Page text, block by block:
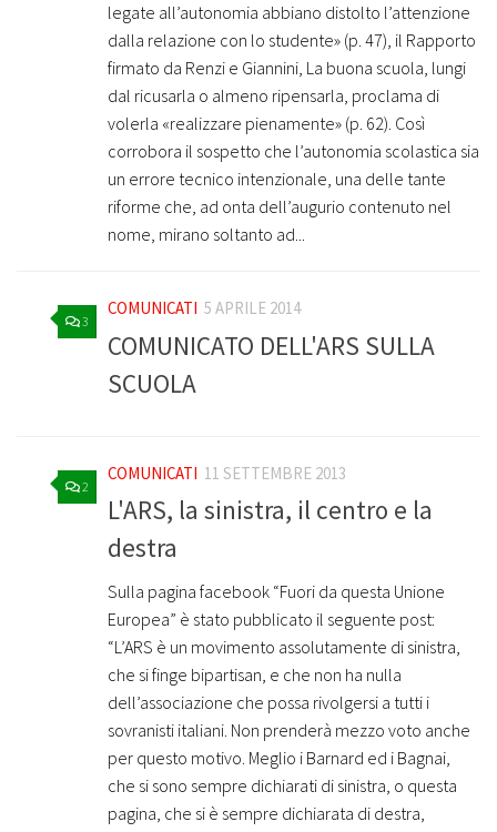
legate all’autonomia abbiano distolto l’attenzione
dalla relazione con lo studente» (p. 47), il Rapporto
firmato da Renzi e Giannini, La buona scuola, lungi
dal ricusarla o almeno ripensarla, proclama di
volerla «realizzare pienamente» (p. 62). Così
corrobora il sospetto che l’autonomia scolastica sia
un errore tecnico intenzionale, una delle tante
riforme che, ad onta dell’augurio contenuto nel
nome, mirano soltanto ad...
3
COMUNICATI 5 APRILE 2014
COMUNICATO DELL'ARS SULLA
SCUOLA
2
COMUNICATI 11 SETTEMBRE 2013
L'ARS, la sinistra, il centro e la
destra
Sulla pagina facebook “Fuori da questa Unione
Europea” è stato pubblicato il seguente post:
“L’ARS è un movimento assolutamente di sinistra,
che si finge bipartisan, e che non ha nulla
dell’associazione che possa rivolgersi a tutti i
sovranisti italiani. Non prenderà mezzo voto anche
per questo motivo. Meglio i Barnard ed i Bagnai,
che si sono sempre dichiarati di sinistra, o questa
pagina, che si è sempre dichiarata di destra,